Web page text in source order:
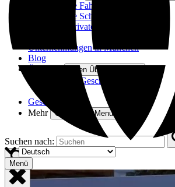
Private Fahrradtouren
Private Schülerradtouren
Alle privaten Touren ansehen
Unternehmungen in München
Blog
Open Über uns Menu
Unsere Geschichte
Geschenkkarten
Mehr
Open More Menu
Suchen nach:
Menü